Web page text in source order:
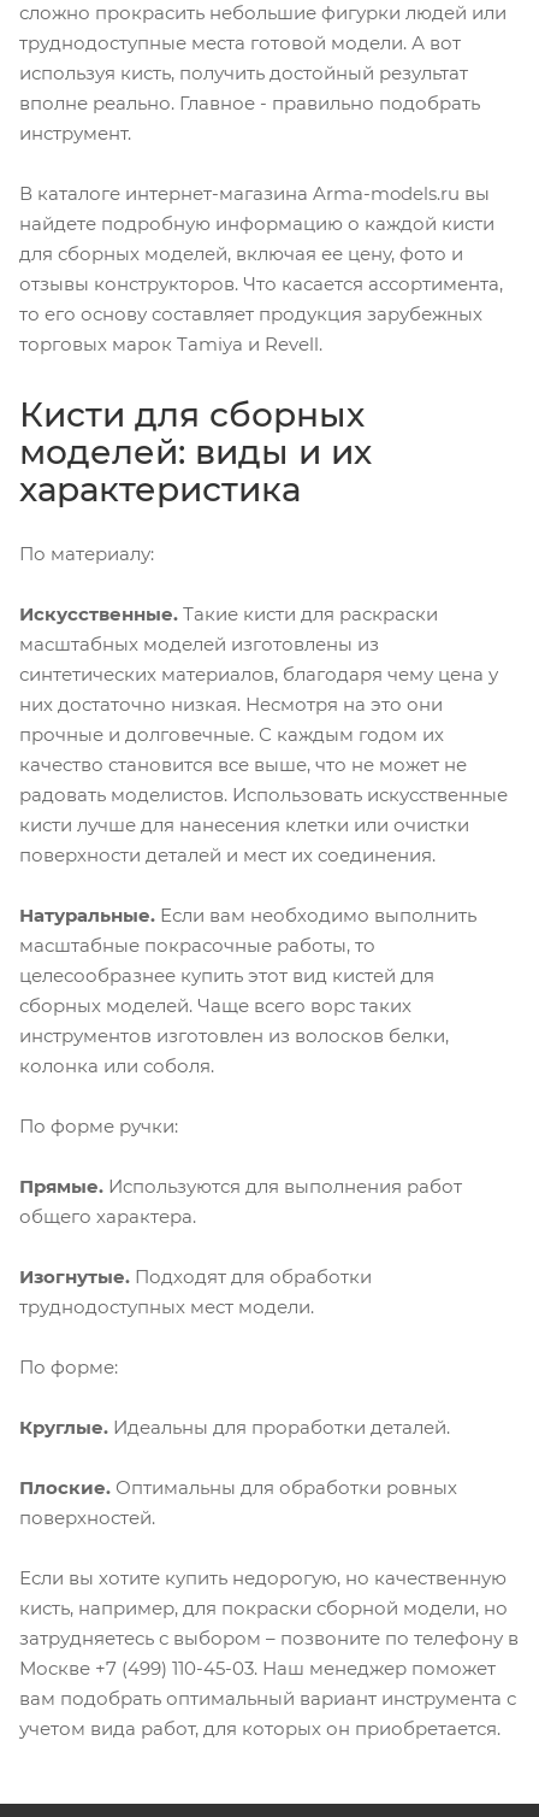
сложно прокрасить небольшие фигурки людей или
труднодоступные места готовой модели. А вот
используя кисть, получить достойный результат
вполне реально. Главное - правильно подобрать
инструмент.
В каталоге интернет-магазина Arma-models.ru вы
найдете подробную информацию о каждой кисти
для сборных моделей, включая ее цену, фото и
отзывы конструкторов. Что касается ассортимента,
то его основу составляет продукция зарубежных
торговых марок Tamiya и Revell.
Кисти для сборных
моделей: виды и их
характеристика
По материалу:
Искусственные. Такие кисти для раскраски
масштабных моделей изготовлены из
синтетических материалов, благодаря чему цена у
них достаточно низкая. Несмотря на это они
прочные и долговечные. С каждым годом их
качество становится все выше, что не может не
радовать моделистов. Использовать искусственные
кисти лучше для нанесения клетки или очистки
поверхности деталей и мест их соединения.
Натуральные. Если вам необходимо выполнить
масштабные покрасочные работы, то
целесообразнее купить этот вид кистей для
сборных моделей. Чаще всего ворс таких
инструментов изготовлен из волосков белки,
колонка или соболя.
По форме ручки:
Прямые. Используются для выполнения работ
общего характера.
Изогнутые. Подходят для обработки
труднодоступных мест модели.
По форме:
Круглые. Идеальны для проработки деталей.
Плоские. Оптимальны для обработки ровных
поверхностей.
Если вы хотите купить недорогую, но качественную
кисть, например, для покраски сборной модели, но
затрудняетесь с выбором – позвоните по телефону в
Москве +7 (499) 110-45-03. Наш менеджер поможет
вам подобрать оптимальный вариант инструмента с
учетом вида работ, для которых он приобретается.